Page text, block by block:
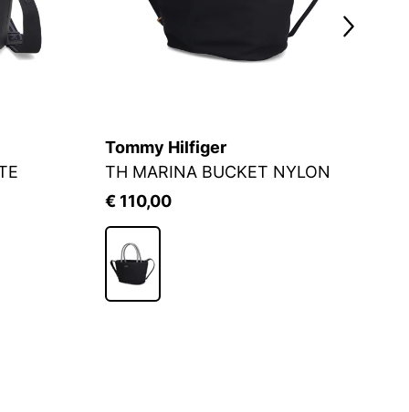
Tommy Hilfiger
TH MARINA BUCKET NYLON
€ 110,00